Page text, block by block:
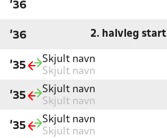
'36
'36 2. halvleg start
'35
Skjult navn
Skjult navn
'35
Skjult navn
Skjult navn
'35
Skjult navn
Skjult navn